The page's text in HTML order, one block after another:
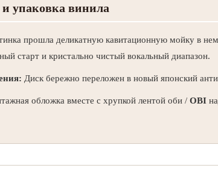
упаковка винила
прошла деликатную кавитационную мойку в
старт и кристально чистый вокальный диапазон.
Диск бережно переложен в новый японский
обложка вместе с хрупкой лентой оби / OBI